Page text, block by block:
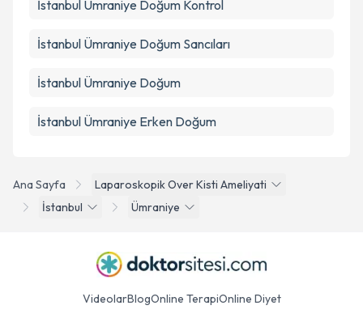
Ana Sayfa
Laparoskopik Over Kisti Ameliyati
İstanbul
Ümraniye
İstanbul Ümraniye Doğum Kontrol
İstanbul Ümraniye Doğum Sancıları
İstanbul Ümraniye Doğum
İstanbul Ümraniye Erken Doğum
VideolarBlogOnline TerapiOnline Diyet